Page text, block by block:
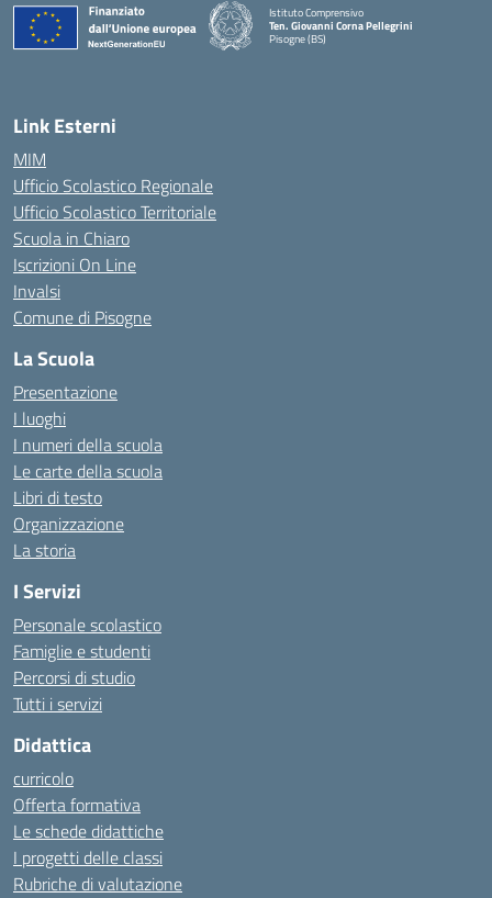
Istituto Comprensivo
Ten. Giovanni Corna Pellegrini
Pisogne (BS)
— Visita la pagina iniziale della scuola
Link Esterni
MIM
Ufficio Scolastico Regionale
Ufficio Scolastico Territoriale
Scuola in Chiaro
Iscrizioni On Line
Invalsi
Comune di Pisogne
La Scuola
Presentazione
I luoghi
I numeri della scuola
Le carte della scuola
Libri di testo
Organizzazione
La storia
I Servizi
Personale scolastico
Famiglie e studenti
Percorsi di studio
Tutti i servizi
Didattica
curricolo
Offerta formativa
Le schede didattiche
I progetti delle classi
Rubriche di valutazione